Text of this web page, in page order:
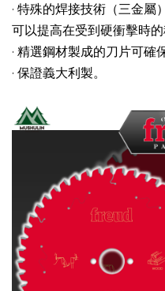
· 特殊的焊接技術（三金屬
可以提高在受到硬衝擊時的
· 精選鋼材製成的刀片可確
· 保證義大利製。